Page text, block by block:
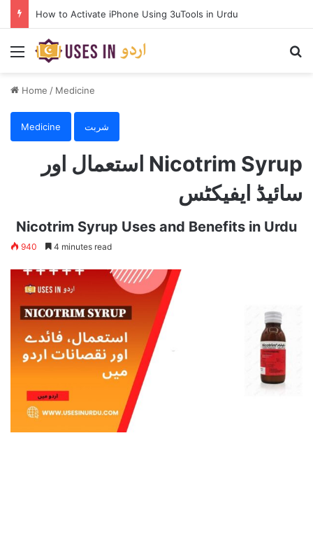
How to Activate iPhone Using 3uTools in Urdu
Menu
Home / Medicine
Medicine شربت
Nicotrim Syrup استعمال اور
سائیڈ ایفیکٹس
Nicotrim Syrup Uses and Benefits in Urdu
940 4 minutes read